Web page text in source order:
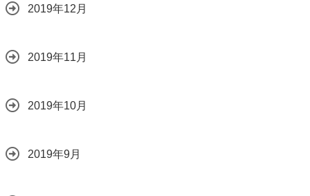
2019年12月
2019年11月
2019年10月
2019年9月